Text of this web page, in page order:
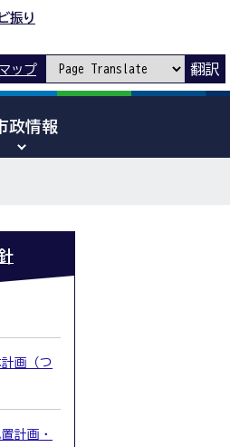
振り
ップ 翻訳
政情報
画（つ
計画・